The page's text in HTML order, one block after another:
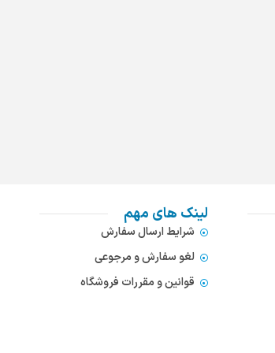
لینک های مهم
شرایط ارسال سفارش
لغو سفارش و مرجوعی
قوانین و مقررات فروشگاه